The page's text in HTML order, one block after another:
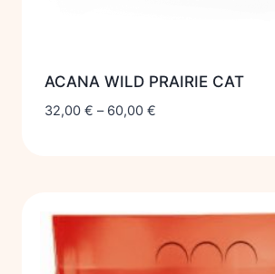
ACANA WILD PRAIRIE CAT
32,00 € – 60,00 €